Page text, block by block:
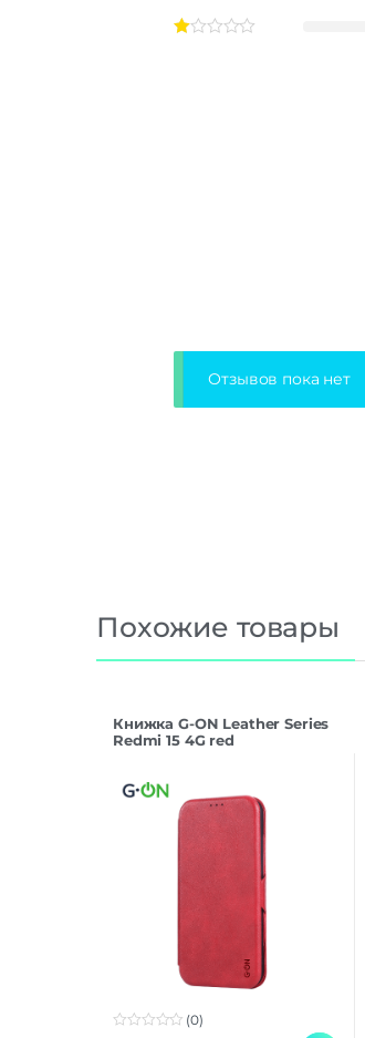
Отзывов пока нет
Похожие товары
Книжка G-ON Leather Series
Redmi 15 4G red
(0)